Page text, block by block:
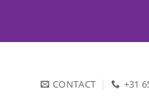
CONTACT +31